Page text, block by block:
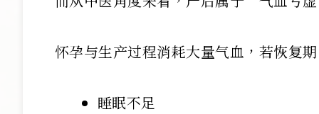
怀孕与生产过程消耗大量气血，若恢复期
睡眠不足